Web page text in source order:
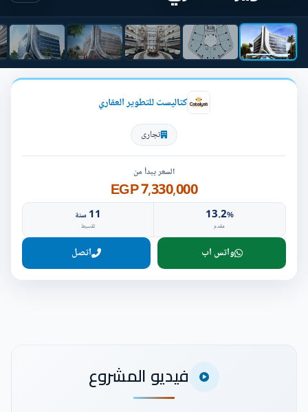
كتاليست للتطوير العقاري
تجارى
السعر يبدأ من
7,330,000 EGP
13.2%
مقدم
11 سنة
تقسيط
واتس اب اتصل
فيديو المشروع